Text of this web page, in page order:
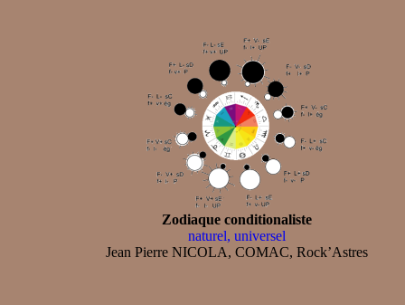
Zodiaque conditionaliste
naturel, universel
Jean Pierre NICOLA, COMAC, Rock’Astres